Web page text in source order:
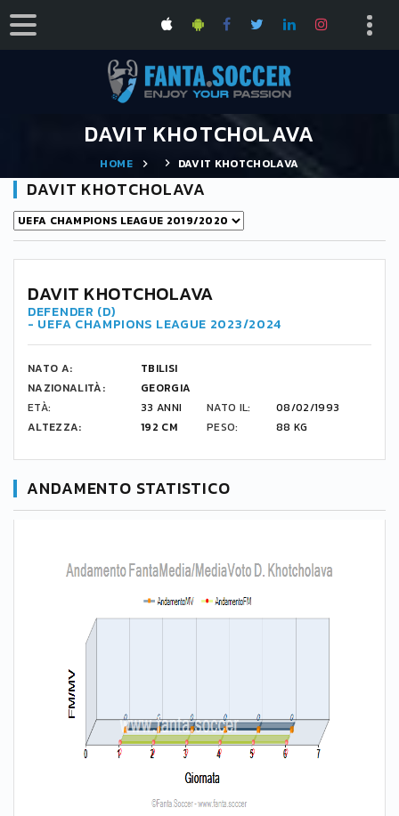
DAVIT KHOTCHOLAVA
HOME DAVIT KHOTCHOLAVA
DAVIT KHOTCHOLAVA
-
DAVIT KHOTCHOLAVA
DEFENDER (D)
- UEFA CHAMPIONS LEAGUE 2023/2024
NATO A:
TBILISI
NAZIONALITÀ:
GEORGIA
ETÀ:
33 ANNI NATO IL:
08/02/1993
ALTEZZA:
192 CM PESO: 88 KG
ANDAMENTO STATISTICO